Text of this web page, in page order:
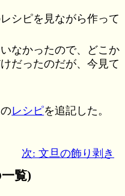
シピを見ながら作って
なかったので、どこか
だったのだが、今見て
レシピを追記した。
次: 文旦の飾り剥き
覧)